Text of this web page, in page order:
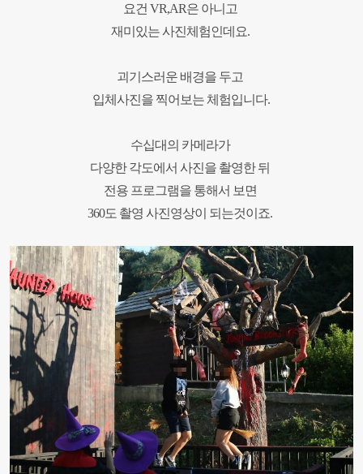
요건 VR,AR은 아니고
재미있는 사진체험인데요.
괴기스러운 배경을 두고
입체사진을 찍어보는 체험입니다.
수십대의 카메라가
다양한 각도에서 사진을 촬영한 뒤
전용 프로그램을 통해서 보면
360도 촬영 사진영상이 되는것이죠.